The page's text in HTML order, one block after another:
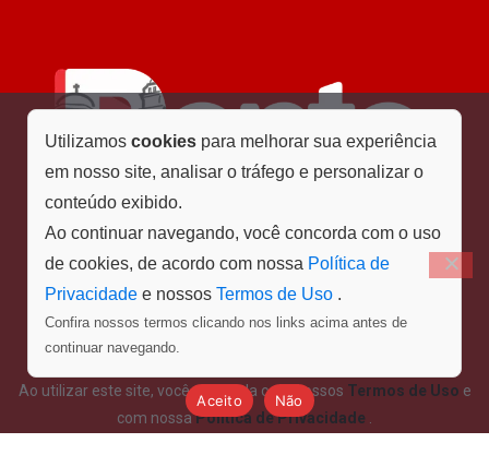
Utilizamos cookies para melhorar sua experiência
em nosso site, analisar o tráfego e personalizar o
conteúdo exibido.
Ao continuar navegando, você concorda com o uso
de cookies, de acordo com nossa Política de
Privacidade e nossos Termos de Uso .
Confira nossos termos clicando nos links acima antes de
continuar navegando.
Aceito Não
Ao utilizar este site, você concorda com nossos Termos de Uso e
com nossaPolítica de Privacidade